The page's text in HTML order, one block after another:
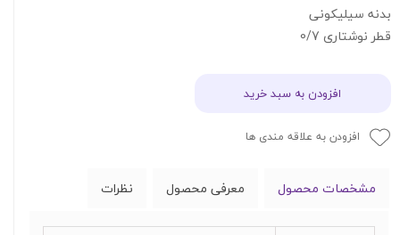
بدنه سیلیکونی
قطر نوشتاری 0/7
افزودن به سبد خرید
افزودن به علاقه مندی ها
مشخصات محصول معرفی محصول نظرات